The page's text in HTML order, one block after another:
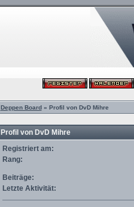
Deppen Board» Profil von DvD Mihre
Profil von DvD Mihre
Registriert am:
Rang:
Beiträge:
Letzte Aktivität: